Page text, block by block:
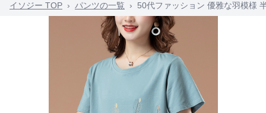
イソジー TOP › パンツの一覧 › 50代ファッション 優雅な羽模様